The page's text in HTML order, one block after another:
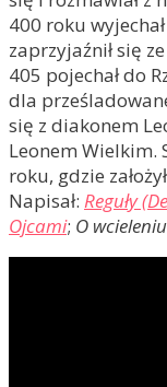
400 roku
zaprzyjaźnił się
405 pojechał do
dla
się z diakonem
Leonem Wielkim.
roku, gdzie
Napisał: Reguły
Ojcami; O